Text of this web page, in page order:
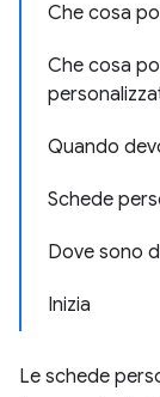
Che cosa
Che cosa
Quando
Schede
Dove sono
Inizia
Le schede